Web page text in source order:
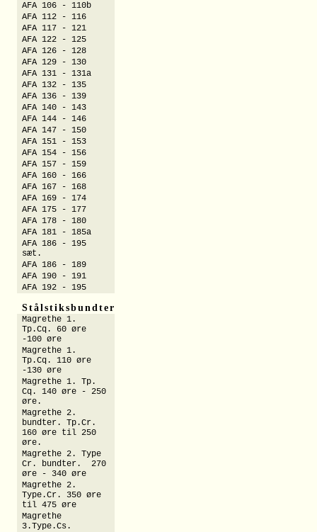
AFA 106 - 110b
AFA 112 - 116
AFA 117 - 121
AFA 122 - 125
AFA 126 - 128
AFA 129 - 130
AFA 131 - 131a
AFA 132 - 135
AFA 136 - 139
AFA 140 - 143
AFA 144 - 146
AFA 147 - 150
AFA 151 - 153
AFA 154 - 156
AFA 157 - 159
AFA 160 - 166
AFA 167 - 168
AFA 169 - 174
AFA 175 - 177
AFA 178 - 180
AFA 181 - 185a
AFA 186 - 195
sæt.
AFA 186 - 189
AFA 190 - 191
AFA 192 - 195
Stålstiksbundter
Magrethe 1.
Tp.Cq. 60 øre
-100 øre
Magrethe 1.
Tp.Cq. 110 øre
-130 øre
Magrethe 1. Tp.
Cq. 140 øre - 250
øre.
Magrethe 2.
bundter. Tp.Cr.
160 øre til 250
øre.
Magrethe 2. Type
Cr. bundter. 270
øre - 340 øre
Magrethe 2.
Type.Cr. 350 øre
til 475 øre
Magrethe
3.Type.Cs.